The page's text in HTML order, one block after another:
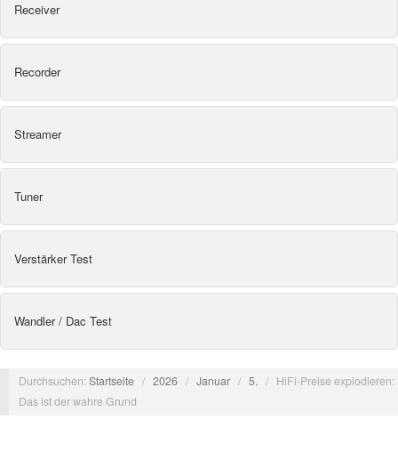
Receiver
Recorder
Streamer
Tuner
Verstärker Test
Wandler / Dac Test
Durchsuchen:Startseite / 2026 / Januar / 5. / HiFi-Preise explodieren:
Das ist der wahre Grund